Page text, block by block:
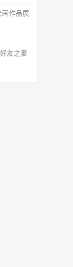
画作品展
友之妻